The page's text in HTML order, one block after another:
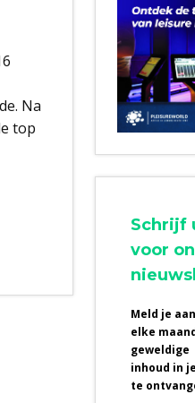
Na
top
Schrijf
voor
Meld je
elke
geweldige
inhoud in
te